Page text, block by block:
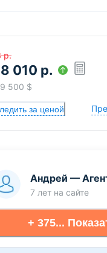
р.
010 р.
9 500 $
за ценой
Андрей —
7 лет на сайте
+ 375...